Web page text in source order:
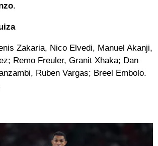
.
Zakaria, Nico Elvedi, Manuel Akanji,
Remo Freuler, Granit Xhaka; Dan
Ruben Vargas; Breel Embolo.